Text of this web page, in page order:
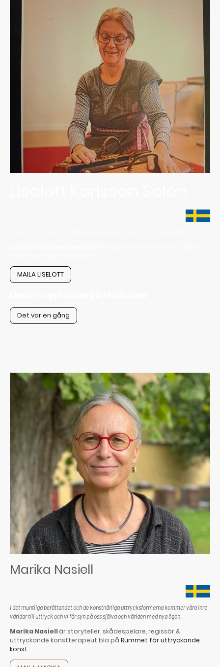
MAILA LISELOTT
Det var en gång
Marika Nasiell
I det muntliga berättandet och de konstnärliga uttrycksformerna kommer våra inre
världar till uttryck och vi får syn på oss själva och världen med nya ögon.
Marika Nasiell är storyteller, skådespelare, regissör &
uttryckande konstterapeut bla på Rummet för uttryckande
konst.